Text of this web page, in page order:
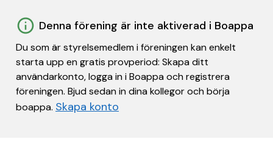
Denna förening är inte aktiverad i Boappa
Du som är styrelsemedlem i föreningen kan enkelt
starta upp en gratis provperiod: Skapa ditt
användarkonto, logga in i Boappa och registrera
föreningen. Bjud sedan in dina kollegor och börja
boappa. Skapa konto